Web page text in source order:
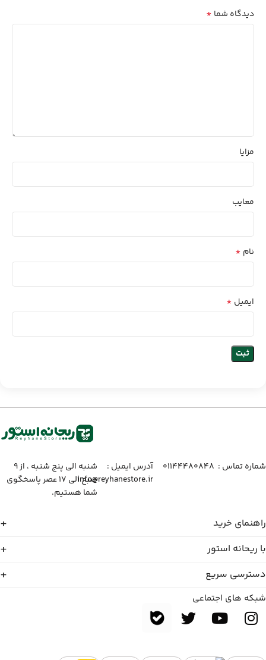
دیدگاه شما *
مزایا
معایب
نام *
ایمیل *
شماره تماس :‌ ۰۱۱۴۴۴۸۰۸۴۸
آدرس ایمیل :‌
info@reyhanestore.ir
شنبه الی پنج شنبه ، از ۹
صبح الی ۱۷ عصر پاسخگوی
شما هستیم.
راهنمای خرید
با ریحانه استور
دسترسی سریع
شبکه های اجتماعی